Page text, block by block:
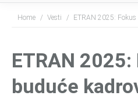
You are here:
Home Vesti ETRAN 2025:
ETRAN
buduće